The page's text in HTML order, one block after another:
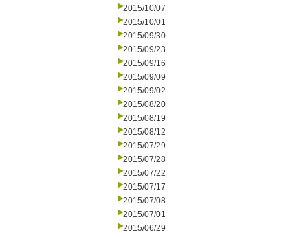
2015/10/07
2015/10/01
2015/09/30
2015/09/23
2015/09/16
2015/09/09
2015/09/02
2015/08/20
2015/08/19
2015/08/12
2015/07/29
2015/07/28
2015/07/22
2015/07/17
2015/07/08
2015/07/01
2015/06/29